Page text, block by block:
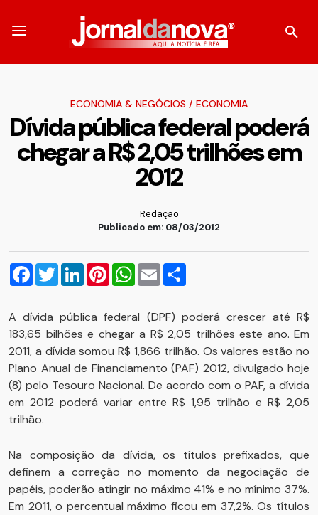
ECONOMIA & NEGÓCIOS / ECONOMIA
Dívida pública federal poderá
chegar a R$ 2,05 trilhões em
2012
Redação
Publicado em: 08/03/2012
Facebook
TwitterLinkedInPinterestWhatsApp
Email
A dívida pública federal (DPF) poderá crescer até R$
183,65 bilhões e chegar a R$ 2,05 trilhões este ano. Em
2011, a dívida somou R$ 1,866 trilhão. Os valores estão no
Plano Anual de Financiamento (PAF) 2012, divulgado hoje
(8) pelo Tesouro Nacional. De acordo com o PAF, a dívida
em 2012 poderá variar entre R$ 1,95 trilhão e R$ 2,05
trilhão.
Na composição da dívida, os títulos prefixados, que
definem a correção no momento da negociação de
papéis, poderão atingir no máximo 41% e no mínimo 37%.
Em 2011, o percentual máximo ficou em 37,2%. Os títulos